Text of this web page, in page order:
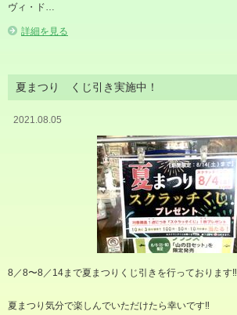
ヴィ・ド…
詳細を見る
夏まつり くじ引き実施中！
2021.08.05
8／8〜8／14まで夏まつりくじ引きを行っております‼︎
夏まつり気分で楽しんでいただけたら幸いです‼︎